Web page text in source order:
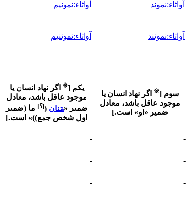
آواثاء:نموند آواثاء:نمونیم
آواثاء:نمونند آواثاء:نموننیم
سوم [
※ اگر نهاد انسان یا
موجود عاقل باشد، معادل
ضمیر «او» است.]
یکم [
※ اگر نهاد انسان یا
موجود عاقل باشد، معادل
ضمیر «مَنان ([؟] ما (ضمیر
اول شخص جمع))» است.]
-
-
-
-
-
-